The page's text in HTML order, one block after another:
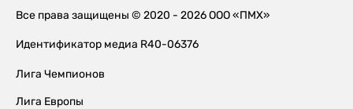
Все права защищены © 2020 - 2026 ООО «ПМХ»
Идентификатор медиа R40-06376
Лига Чемпионов
Лига Европы